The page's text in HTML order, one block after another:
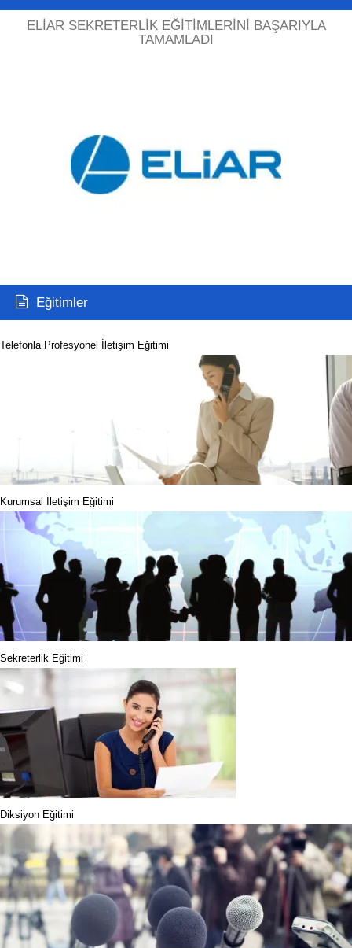
ELIAR SEKRETERLIK EĞITIMLERINI BAŞARIYLA
TAMAMLADI
Eğitimler
Telefonla Profesyonel İletişim Eğitimi
Kurumsal İletişim Eğitimi
Sekreterlik Eğitimi
Diksiyon Eğitimi